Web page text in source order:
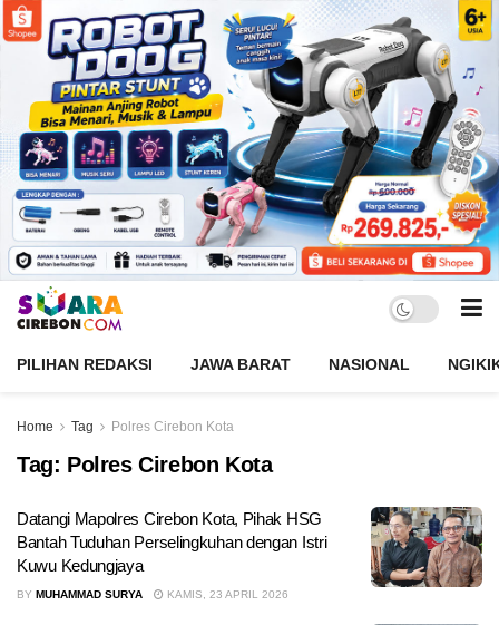
PILIHAN REDAKSI JAWA BARAT NASIONAL
Home Tag Polres Cirebon Kota
Tag: Polres Cirebon Kota
Datangi Mapolres Cirebon Kota, Pihak HSG
Bantah Tuduhan Perselingkuhan dengan Istri
Kuwu Kedungjaya
BY MUHAMMAD SURYA KAMIS, 23 APRIL 2026